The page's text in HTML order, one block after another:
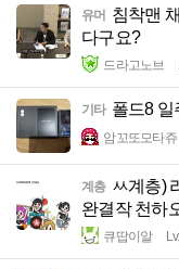
유머 침착맨
다구요?
드라고노브
기타 폴드8 일
암꼬또모타쥬
계층 ㅆ계층)
완결작 천하
큐땁이알